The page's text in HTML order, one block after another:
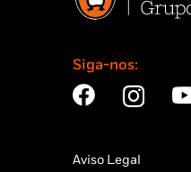
Siga-nos:
Aviso Legal